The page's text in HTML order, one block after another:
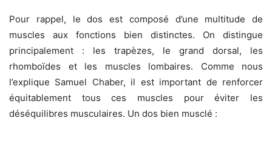
Pour rappel, le dos est composé d’une multitude de
muscles aux fonctions bien distinctes. On distingue
principalement : les trapèzes, le grand dorsal, les
rhomboïdes et les muscles lombaires. Comme nous
l’explique Samuel Chaber, il est important de renforcer
équitablement tous ces muscles pour éviter les
déséquilibres musculaires. Un dos bien musclé :